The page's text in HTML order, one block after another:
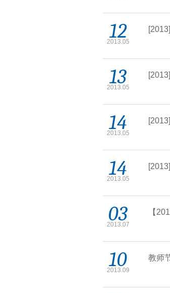
12
2013.05
13
2013.05
14
2013.05
14
2013.05
03
2013.07
【
10
2013.09
教师